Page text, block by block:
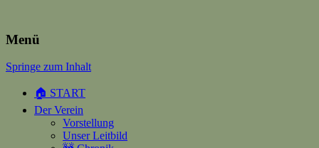
Heimatverein Happerschoss
Suchen
Menü
Springe zum Inhalt
🏠 START
Der Verein
Vorstellung
Unser Leitbild